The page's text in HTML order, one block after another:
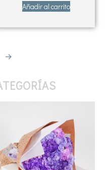
Añadir al carrito
→